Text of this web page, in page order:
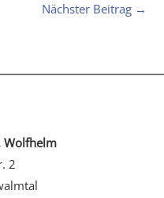
Nächster Beitrag →
Wolfhelm
2